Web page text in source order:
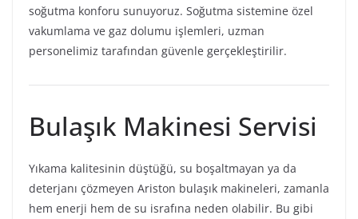
soğutma konforu sunuyoruz. Soğutma sistemine özel
vakumlama ve gaz dolumu işlemleri, uzman
personelimiz tarafından güvenle gerçekleştirilir.
Bulaşık Makinesi Servisi
Yıkama kalitesinin düştüğü, su boşaltmayan ya da
deterjanı çözmeyen Ariston bulaşık makineleri, zamanla
hem enerji hem de su israfına neden olabilir. Bu gibi